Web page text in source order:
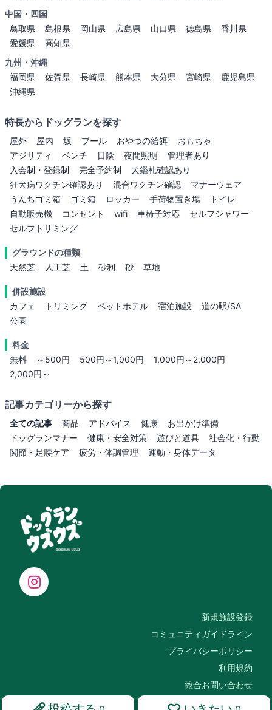
中国・四国
鳥取県
島根県 岡山県 広島県 山口県 徳島県
香川県
愛媛県
高知県
九州・沖縄
福岡県
佐賀県 長崎県 熊本県 大分県 宮崎県
鹿児島県
沖縄県
特長からドッグランを探す
屋外 屋内 坂 プール おやつの給餌
おもちゃ
アジリティ
ベンチ 日陰 夜間照明
管理者あり
入会制・登録制
完全予約制
犬鑑札確認あり
狂犬病ワクチン確認あり
混合ワクチン確認
マナーウェア
うんちゴミ箱
ゴミ箱 ロッカー 手荷物置き場
トイレ
自動販売機
コンセント wifi 車椅子対応
セルフシャワー
セルフトリミング
グラウンドの種類
天然芝
人工芝 土 砂利 砂 草地
併設施設
カフェ
トリミング ペットホテル 宿泊施設
道の駅/SA
公園
料金
無料
～500円 500円～1,000円
1,000円～2,000円
2,000円～
記事カテゴリーから探す
全ての記事 商品 アドバイス 健康
お出かけ準備
ドッグランマナー
健康・安全対策 遊びと道具
社会化・行動
関節・足腰ケア
疲労・体調管理 運動・身体データ
新規施設登録
コミュニティガイドライン
プライバシーポリシー
利用規約
総合お問い合わせ